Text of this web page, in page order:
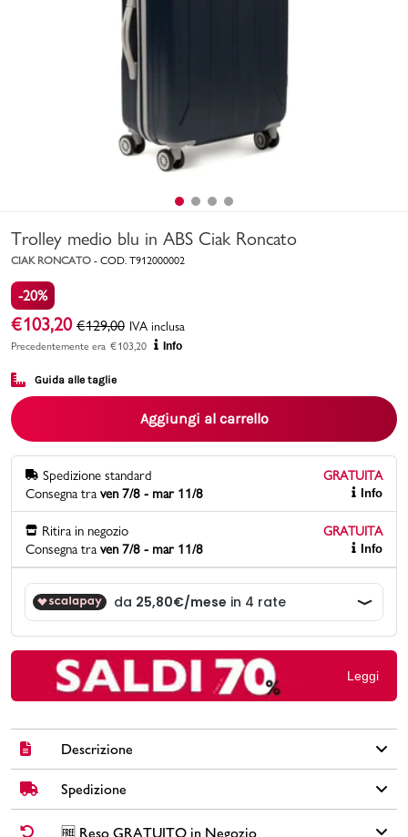
Marchi
Accedi | Registrati
Promo & News
negozi
contatti
pcard
Gift card
Trolley medio blu in ABS Ciak Roncato
CIAK RONCATO - COD. T912000002
-20%
€103,20 €129,00 IVA inclusa
Precedentemente era €103,20 Info
Guida alle taglie
Aggiungi al carrello
Spedizione standard
GRATUITA
Consegna tra ven 7/8 - mar 11/8 Info
Ritira in negozio
GRATUITA
Consegna tra ven 7/8 - mar 11/8 Info
Leggi
Descrizione
Flight, una collezione di trolley rigidi, ultraleggeri, capienti e
funzionali. Il design brevettato è studiato interamente in Italia. Il
materiale, ABS 100%, nonostante la leggerezza, è altamente
Spedizione
✅ Spedizione Standard GRATUITA DA € 30➡️ Consegna in
🆓 Reso GRATUITO in Negozio